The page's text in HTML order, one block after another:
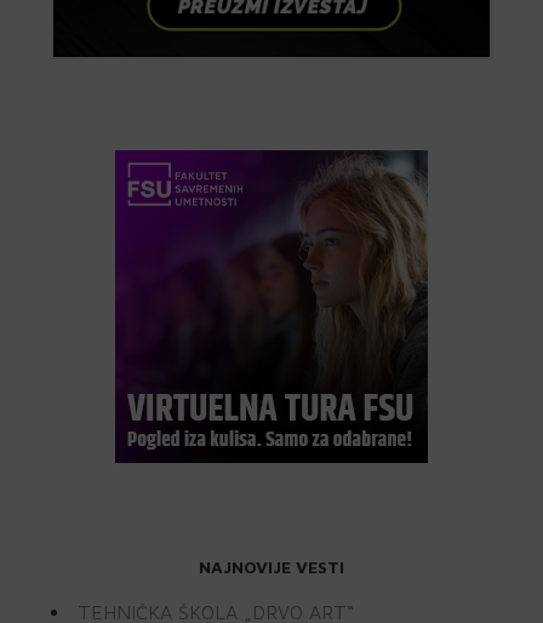
NAJNOVIJE VESTI
TEHNIČKA ŠKOLA „DRVO ART“